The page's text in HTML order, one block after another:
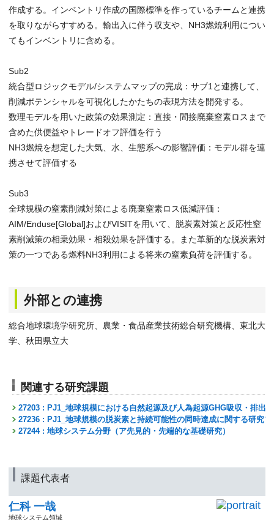
作成する。インベントリ作成の国際標準を作っているチームと連携
を取りながらすすめる。輸出入に伴う収支や、NH3燃焼利用につい
てもインベントリに含める。
Sub2
統合型ロジックモデル/システムマップの完成：サブ1と連携して、
削減ポテンシャルを可視化したかたちの表現方法を開発する。
数理モデルを用いた政策の効果測定：直接・間接廃棄窒素ロスまで
含めた供便益やトレードオフ評価を行う
NH3燃焼を想定した大気、水、生態系への影響評価：モデル群を連
携させて評価する
Sub3
全球規模の窒素削減対策による廃棄窒素ロス低減評価：
AIM/Enduse[Global]およびVISITを用いて、脱炭素対策と反応性窒
素削減策の相乗効果・相殺効果を評価する。また革新的な脱炭素対
策の一つである燃料NH3利用による将来の窒素負荷を評価する。
外部との連携
総合地球環境学研究所、農業・食品産業技術総合研究機構、東北大
学、秋田県立大
関連する研究課題
27203 : PJ1_地球規模における自然起源及び人為起源GHG吸収・排出
27236 : PJ1_地球規模の脱炭素と持続可能性の同時達成に関する研究
27244 : 地球システム分野（ア先見的・先端的な基礎研究）
課題代表者
仁科 一哉
地球システム領域